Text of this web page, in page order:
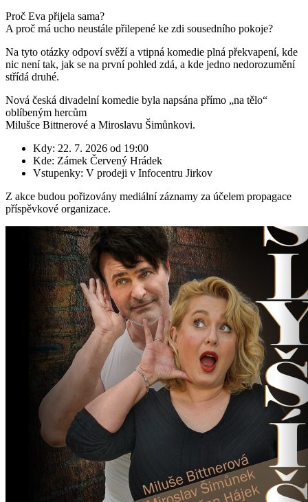
Proč Eva přijela sama?
A proč má ucho neustále přilepené ke zdi sousedního pokoje?
Na tyto otázky odpoví svěží a vtipná komedie plná překvapení, kde
nic není tak, jak se na první pohled zdá, a kde jedno nedorozumění
střídá druhé.
Nová česká divadelní komedie byla napsána přímo „na tělo“
oblíbeným hercům
Milušce Bittnerové a Miroslavu Šimůnkovi.
Kdy: 22. 7. 2026 od 19:00
Kde: Zámek Červený Hrádek
Vstupenky: V prodeji v Infocentru Jirkov
Z akce budou pořizovány mediální záznamy za účelem propagace
příspěvkové organizace.